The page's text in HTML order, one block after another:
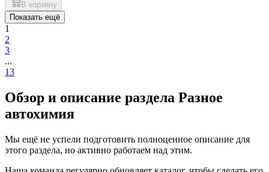
В корзину
Показать ещё
1
2
3
...
13
Обзор и описание раздела Разное
автохимия
Мы ещё не успели подготовить полноценное описание для
этого раздела, но активно работаем над этим.